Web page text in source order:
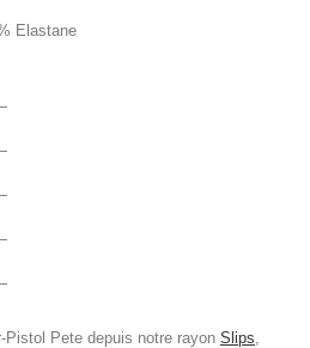
Elastane
Pete depuis notre rayon Slips